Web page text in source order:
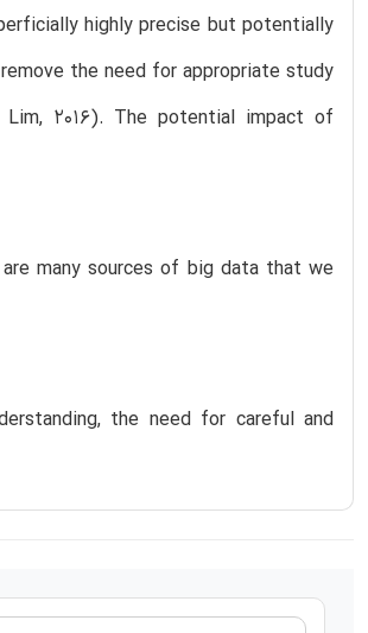
highly precise but potentially
the need for appropriate study
2016). The potential impact of
many sources of big data that we
the need for careful and